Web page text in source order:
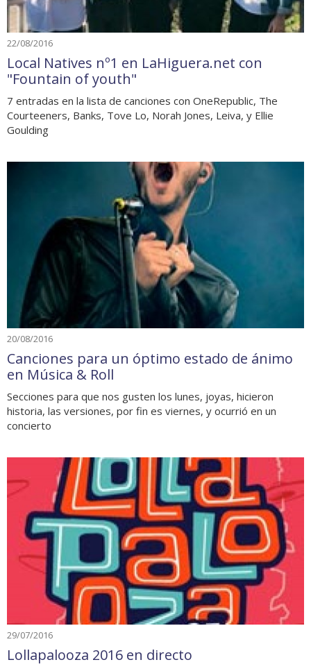
22/08/2016
Local Natives nº1 en LaHiguera.net con
"Fountain of youth"
7 entradas en la lista de canciones con OneRepublic, The
Courteeners, Banks, Tove Lo, Norah Jones, Leiva, y Ellie
Goulding
20/08/2016
Canciones para un óptimo estado de ánimo
en Música & Roll
Secciones para que nos gusten los lunes, joyas, hicieron
historia, las versiones, por fin es viernes, y ocurrió en un
concierto
29/07/2016
Lollapalooza 2016 en directo